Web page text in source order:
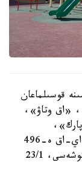
قوسىلماعان
«اق وتاۋ»،
«قورعالجىن» تۇرعىن ءۇي كەشەندەرى، سونداي-اق ە-496
كوشەسىندەگى 10, 10/1, 10/3 جانە وماروۆ كوشەسى، 23/1